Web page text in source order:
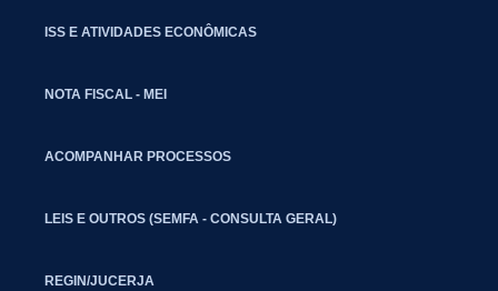
ISS E ATIVIDADES ECONÔMICAS
NOTA FISCAL - MEI
ACOMPANHAR PROCESSOS
LEIS E OUTROS (SEMFA - CONSULTA GERAL)
REGIN/JUCERJA